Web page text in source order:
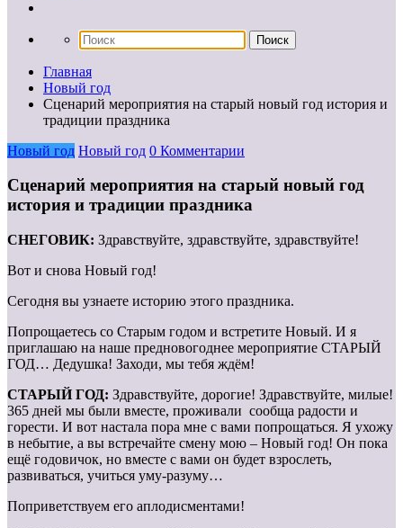
Главная
Новый год
Сценарий мероприятия на старый новый год история и
традиции праздника
Новый год Новый год 0 Комментарии
Сценарий мероприятия на старый новый год
история и традиции праздника
СНЕГОВИК: Здравствуйте, здравствуйте, здравствуйте!
Вот и снова Новый год!
Сегодня вы узнаете историю этого праздника.
Попрощаетесь со Старым годом и встретите Новый. И я
приглашаю на наше предновогоднее мероприятие СТАРЫЙ
ГОД… Дедушка! Заходи, мы тебя ждём!
СТАРЫЙ ГОД: Здравствуйте, дорогие! Здравствуйте, милые!
365 дней мы были вместе, проживали сообща радости и
горести. И вот настала пора мне с вами попрощаться. Я ухожу
в небытие, а вы встречайте смену мою – Новый год! Он пока
ещё годовичок, но вместе с вами он будет взрослеть,
развиваться, учиться уму-разуму…
Поприветствуем его аплодисментами!